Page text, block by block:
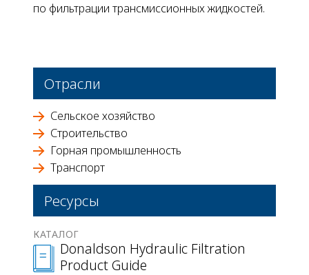
по фильтрации трансмиссионных жидкостей.
Отрасли
Сельское хозяйство
Строительство
Горная промышленность
Транспорт
Ресурсы
КАТАЛОГ
Donaldson Hydraulic Filtration
Product Guide